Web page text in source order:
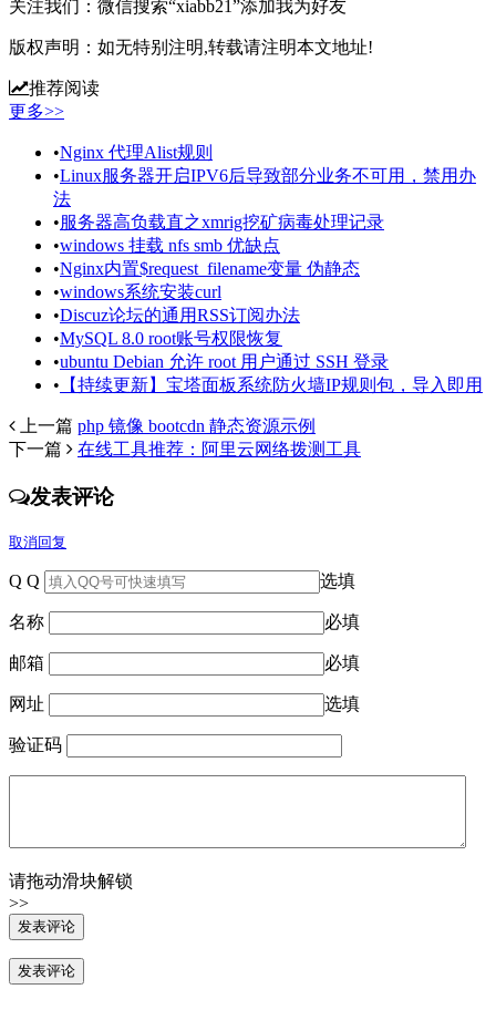
关注我们： 微信搜索“xiabb21”添加我为好友
版权声明： 如无特别注明,转载请注明本文地址!
推荐阅读
更多>>
•Nginx 代理Alist规则
•Linux服务器开启IPV6后导致部分业务不可用，禁用办
法
•服务器高负载直之xmrig挖矿病毒处理记录
•windows 挂载 nfs smb 优缺点
•Nginx内置$request_filename变量 伪静态
•windows系统安装curl
•Discuz论坛的通用RSS订阅办法
•MySQL 8.0 root账号权限恢复
•ubuntu Debian 允许 root 用户通过 SSH 登录
• 【持续更新】宝塔面板系统防火墙IP规则包，导入即用
上一篇 php 镜像 bootcdn 静态资源示例
下一篇
在线工具推荐：阿里云网络拨测工具
发表评论
取消回复
Q Q 选填
名称 必填
邮箱 必填
网址 选填
验证码
请拖动滑块解锁
>>